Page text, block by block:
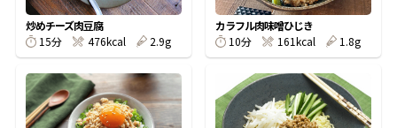
旨さ、別格。だし屋の鍋 韓福善シリーズ
おいしいレシピを商品から探す
かつお節レシピ
かつお節・だしを楽しむ
だしコミュ
採用情報
- ジョブリターン制
Global
炒めチーズ肉豆腐
15分
476kcal 2.9g
カラフル肉味噌ひじき
10分
161kcal 1.8g